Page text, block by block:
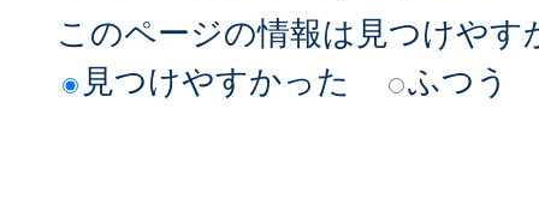
このページの情報は見つけやす
見つけやすかった
ふつう